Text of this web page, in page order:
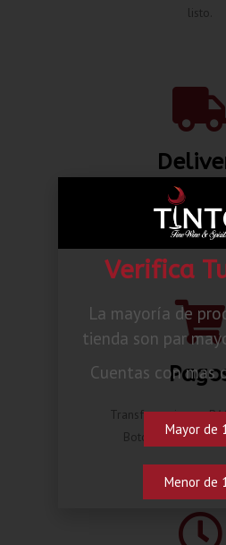
listo.
Envíos nacionales hasta la
80.00*
Transferencia por
Botón de pago
Verifica
La mayoría de
tienda son par
Cuentas con mas
Mayor de
Menor de